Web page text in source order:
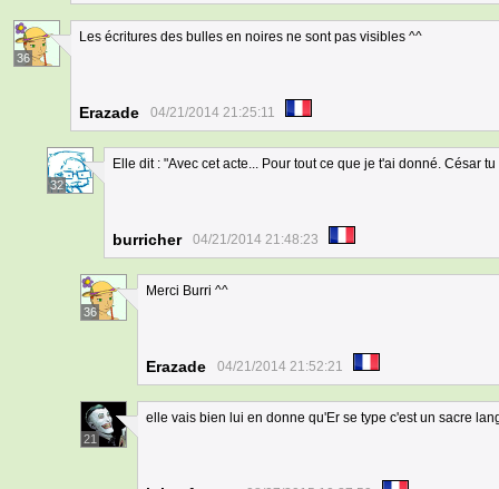
36
Les écritures des bulles en noires ne sont pas visibles ^^
Erazade 04/21/2014 21:25:11
32
Elle dit : "Avec cet acte... Pour tout ce que je t'ai donné. César
burricher 04/21/2014 21:48:23
36
Merci Burri ^^
Erazade 04/21/2014 21:52:21
21
elle vais bien lui en donne qu'Er se type c'est un sacre